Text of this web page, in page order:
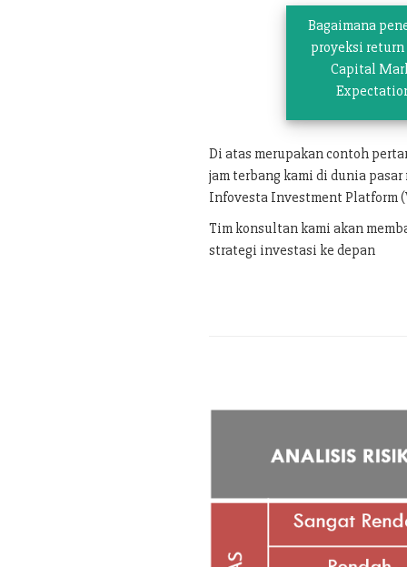
Bagaimana
proyeksi return
Capital
Di atas merupakan contoh
jam terbang kami di dunia
Infovesta Investment Platform
Tim konsultan kami akan
strategi investasi ke depan